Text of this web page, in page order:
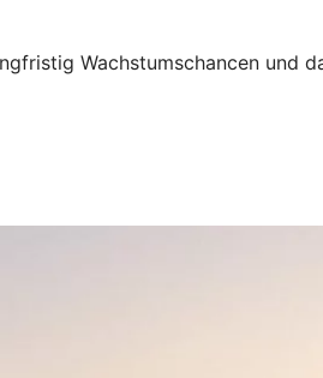
Wachstumschancen und